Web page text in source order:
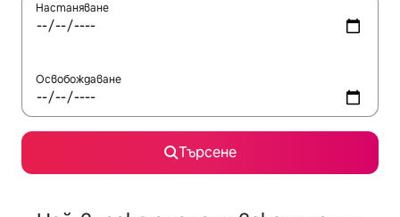
Настаняване
Освобождаване
Търсене